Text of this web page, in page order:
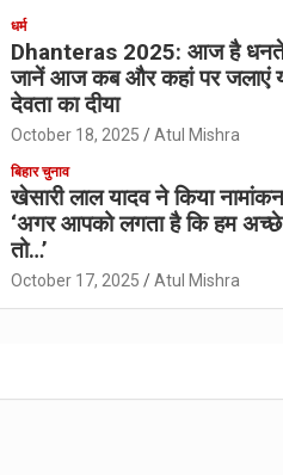
धर्म
Dhanteras 2025: आज है
जानें आज कब और कहां पर जलाएं
देवता का दीया
October 18, 2025 Atul Mishra
बिहार चुनाव
खेसारी लाल यादव ने किया
‘अगर आपको लगता है कि हम अच्छे
तो…’
October 17, 2025 Atul Mishra